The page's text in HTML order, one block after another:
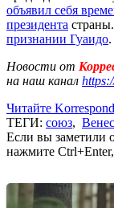
объявил себя
президента
признании Гуаидо.
Новости от
на наш канал
Читайте
ТЕГИ: союз,
Если вы заметили
нажмите